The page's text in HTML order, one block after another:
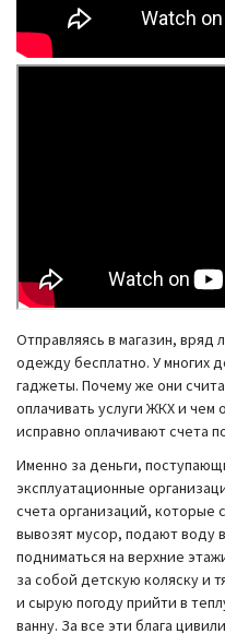
Отправляясь в магазин, вряд
одежду бесплатно. У многих
гаджеты. Почему же они
оплачивать услуги ЖКХ и
исправно оплачивают счета
Именно за деньги,
эксплуатационные
счета организаций, которые
вывозят мусор, подают воду
подниматься на верхние
за собой детскую коляску и
и сырую погоду прийти в
ванну. За все эти блага